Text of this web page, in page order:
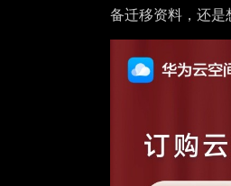
备迁移资料，还是